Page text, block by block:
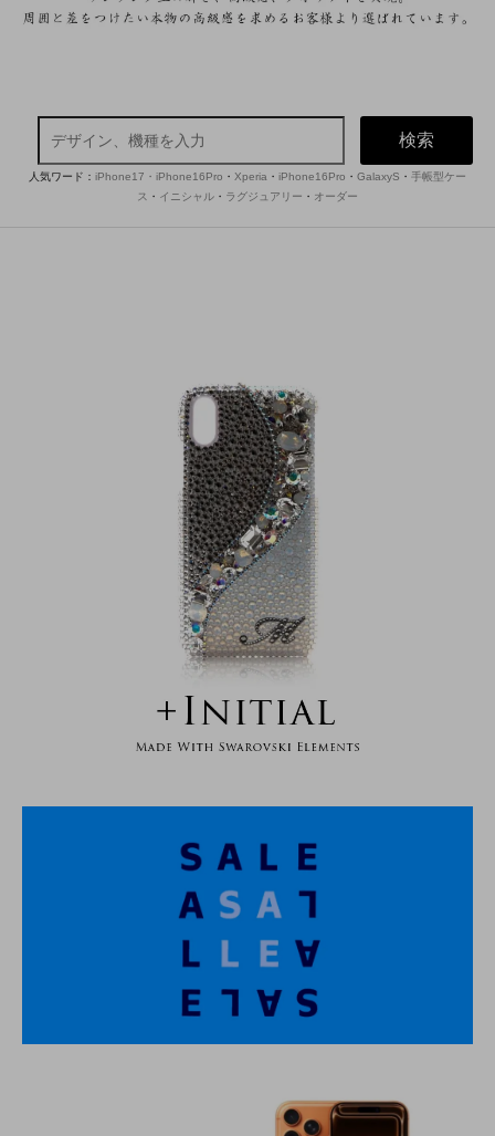
検索
人気ワード： iPhone17・iPhone16Pro ・ Xperia ・ iPhone16Pro ・ GalaxyS ・ 手帳型ケー
ス ・ イニシャル ・ ラグジュアリー ・ オーダー